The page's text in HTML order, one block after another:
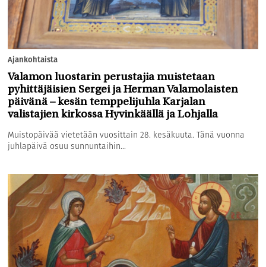
Ajankohtaista
Valamon luostarin perustajia muistetaan
pyhittäjäisien Sergei ja Herman Valamolaisten
päivänä – kesän temppelijuhla Karjalan
valistajien kirkossa Hyvinkäällä ja Lohjalla
Muistopäivää vietetään vuosittain 28. kesäkuuta. Tänä vuonna
juhlapäivä osuu sunnuntaihin...